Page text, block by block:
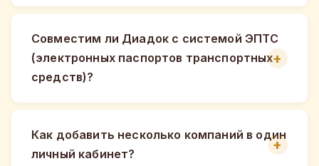
Совместим ли Диадок с системой ЭПТС
(электронных паспортов транспортных
средств)?
Как добавить несколько компаний в один
личный кабинет?